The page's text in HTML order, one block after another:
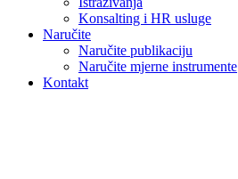
Konsalting i HR usluge
Naručite
Naručite publikaciju
Naručite mjerne instrumente
Kontakt